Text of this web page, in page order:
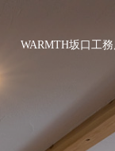
WARMTH坂口工務